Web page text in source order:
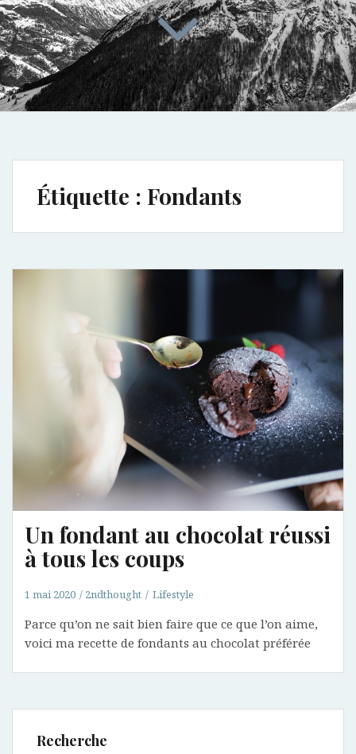
Étiquette : Fondants
Un fondant au chocolat réussi
à tous les coups
1 mai 2020 2ndthought Lifestyle
Parce qu’on ne sait bien faire que ce que l’on aime,
voici ma recette de fondants au chocolat préférée
Recherche